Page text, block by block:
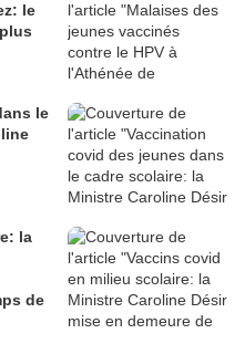
le
le
la
de